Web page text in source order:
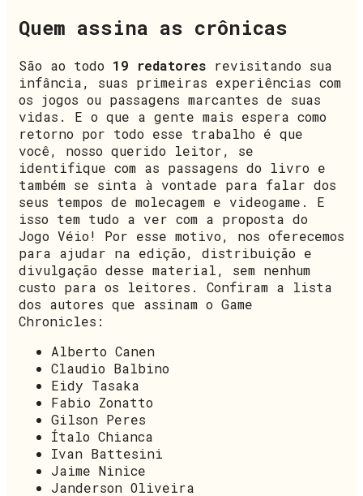
Quem assina as crônicas
São ao todo 19 redatores revisitando sua
infância, suas primeiras experiências com
os jogos ou passagens marcantes de suas
vidas. E o que a gente mais espera como
retorno por todo esse trabalho é que
você, nosso querido leitor, se
identifique com as passagens do livro e
também se sinta à vontade para falar dos
seus tempos de molecagem e videogame. E
isso tem tudo a ver com a proposta do
Jogo Véio! Por esse motivo, nos oferecemos
para ajudar na edição, distribuição e
divulgação desse material, sem nenhum
custo para os leitores. Confiram a lista
dos autores que assinam o Game
Chronicles:
Alberto Canen
Claudio Balbino
Eidy Tasaka
Fabio Zonatto
Gilson Peres
Ítalo Chianca
Ivan Battesini
Jaime Ninice
Janderson Oliveira